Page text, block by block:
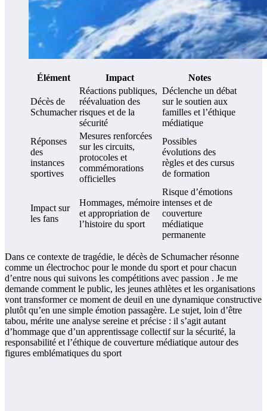
Élément Impact Notes
Décès de
Schumacher
Réactions publiques,
réévaluation des
risques et de la
sécurité
Déclenche un débat
sur le soutien aux
familles et l’éthique
médiatique
Réponses
des
instances
sportives
Mesures renforcées
sur les circuits,
protocoles et
commémorations
officielles
Possibles
évolutions des
règles et des cursus
de formation
Impact sur
les fans
Hommages, mémoire
et appropriation de
l’histoire du sport
Risque d’émotions
intenses et de
couverture
médiatique
permanente
Dans ce contexte de tragédie, le décès de Schumacher résonne
comme un électrochoc pour le monde du sport et pour chacun
d’entre nous qui suivons les compétitions avec passion . Je me
demande comment le public, les jeunes athlètes et les organisations
vont transformer ce moment de deuil en une dynamique constructive
plutôt qu’en une simple émotion passagère. Le sujet, loin d’être
tabou, mérite une analyse sereine et précise : il s’agit autant
d’hommage que d’un apprentissage collectif sur la sécurité, la
responsabilité et l’éthique de couverture médiatique autour des
figures emblématiques du sport